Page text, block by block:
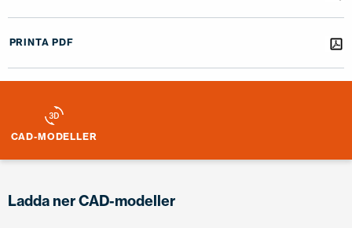
PRINTA PDF
CAD-MODELLER
Ladda ner CAD-modeller